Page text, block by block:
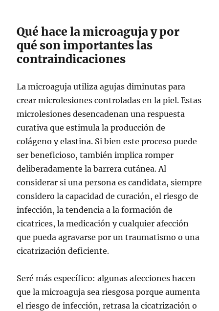
Qué hace la microaguja y por
qué son importantes las
contraindicaciones
La microaguja utiliza agujas diminutas para
crear microlesiones controladas en la piel. Estas
microlesiones desencadenan una respuesta
curativa que estimula la producción de
colágeno y elastina. Si bien este proceso puede
ser beneficioso, también implica romper
deliberadamente la barrera cutánea. Al
considerar si una persona es candidata, siempre
considero la capacidad de curación, el riesgo de
infección, la tendencia a la formación de
cicatrices, la medicación y cualquier afección
que pueda agravarse por un traumatismo o una
cicatrización deficiente.
Seré más específico: algunas afecciones hacen
que la microaguja sea riesgosa porque aumenta
el riesgo de infección, retrasa la cicatrización o